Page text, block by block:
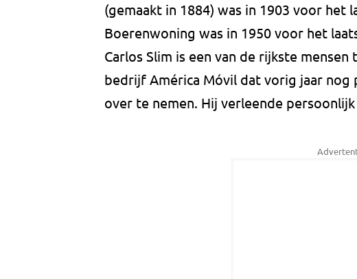
(gemaakt in 1884) was in 1903 voor het
Boerenwoning was in 1950 voor het
Carlos Slim is een van de rijkste
bedrijf América Móvil dat vorig jaar nog
over te nemen. Hij verleende